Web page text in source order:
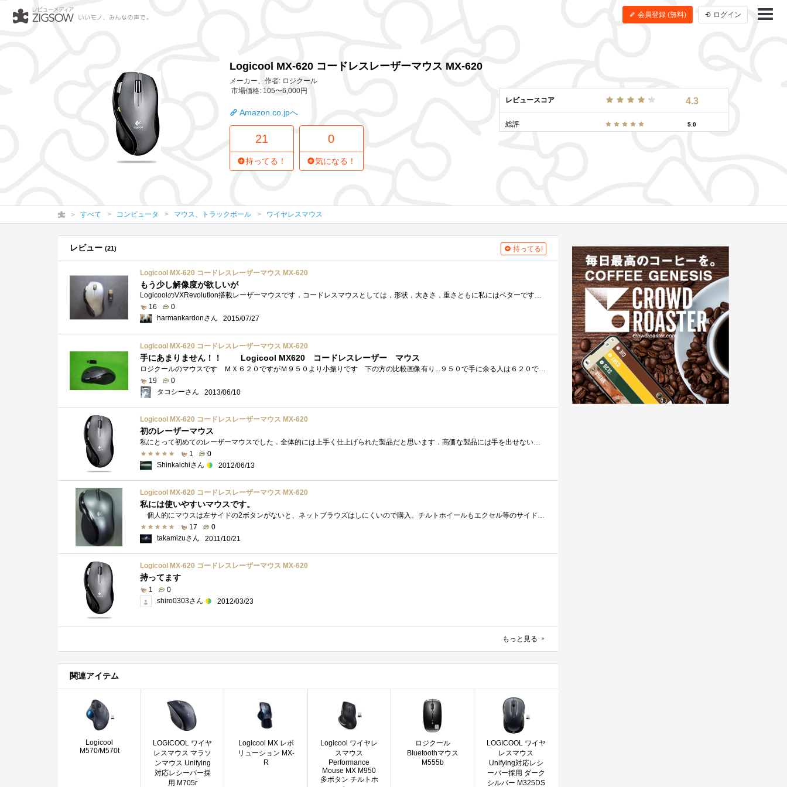
会員登録 (無料) ログイン
レビュースコア 4.3
総評 5.0
Logicool MX-620 コードレスレーザーマウス MX-620
メーカー、作者: ロジクール
市場価格: 105〜6,000円
Amazon.co.jpへ
21
持ってる！
0
気になる！
すべて コンピュータ マウス、トラックボール ワイヤレスマウス
レビュー (21) 持ってる!
Logicool MX-620 コードレスレーザーマウス MX-620
もう少し解像度が欲しいが
LogicoolのVXRevolution搭載レーザーマウスです．コードレスマウスとしては，形状，大きさ，重さともに私にはベターです．ホイールは，底面切替式で...
16
0
harmankardonさん
2015/07/27
Logicool MX-620 コードレスレーザーマウス MX-620
手にあまりません！！ Logicool MX620 コードレスレーザー マウス
ロジクールのマウスです ＭＸ６２０ですがＭ９５０より小振りです 下の方の比較画像有り...９５０で手に余る人は６２０で十分だと思います�...
19
0
タコシーさん
2013/06/10
Logicool MX-620 コードレスレーザーマウス MX-620
初のレーザーマウス
私にとって初めてのレーザーマウスでした．全体的には上手く仕上げられた製品だと思います．高価な製品には手を出せないが，コードレスやレ�...
1
0
Shinkaichiさん
2012/06/13
Logicool MX-620 コードレスレーザーマウス MX-620
私には使いやすいマウスです。
個人的にマウスは左サイドの2ボタンがないと、ネットブラウズはしにくいので購入。チルトホイールもエクセル等のサイドに移動する際に非常�...
17
0
takamizuさん
2011/10/21
Logicool MX-620 コードレスレーザーマウス MX-620
持ってます
1
0
shiro0303さん
2012/03/23
もっと見る
関連アイテム
Logicool
M570/M570t
LOGICOOL ワイヤ
レスマウス マラソ
ンマウス Unifying
対応レシーバー採
用 M705r
Logicool MX レボ
リューション MX-
R
Logicool ワイヤレ
スマウス
Performance
Mouse MX M950
多ボタン チルトホ
ロジクール
Bluetoothマウス
M555b
LOGICOOL ワイヤ
レスマウス
Unifying対応レシ
ーバー採用 ダーク
シルバー M325DS